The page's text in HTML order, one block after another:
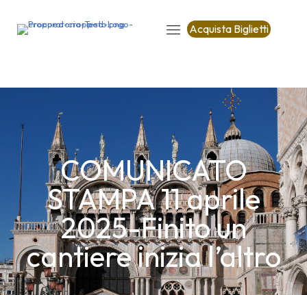
Acquista Biglietti
COMUNICATO
STAMPA 11 aprile
2025-Finito un
cantiere inizia l’altro